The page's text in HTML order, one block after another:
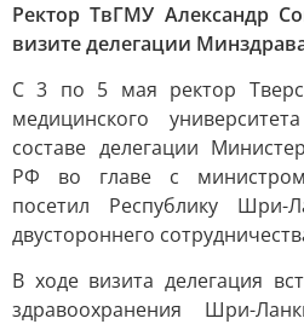
Ректор ТвГМУ Александр
визите делегации
С 3 по 5 мая ректор
медицинского
составе делегации
РФ во главе с
посетил Республику Шри-
двустороннего
В ходе визита делегация
здравоохранения Шри-